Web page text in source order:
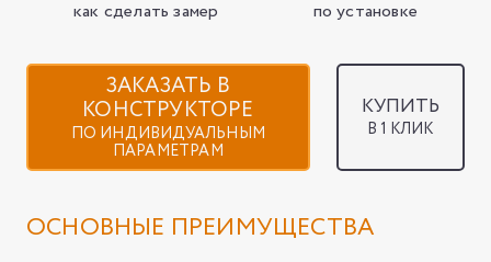
как сделать замер
по установке
ЗАКАЗАТЬ В
КОНСТРУКТОРЕ
ПО ИНДИВИДУАЛЬНЫМ
ПАРАМЕТРАМ
КУПИТЬ
В 1 КЛИК
ОСНОВНЫЕ ПРЕИМУЩЕСТВА